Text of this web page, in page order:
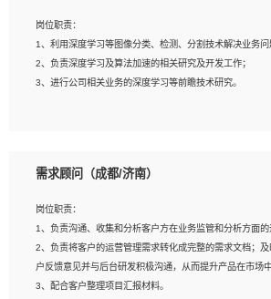
种常用框架和技术Springboot、Shiro、springcloud等；熟
常用脚本语言，较丰富的线上系统运维经验，复杂问题排
AI算法框架，对人脸识别、目标检测、图像识别、OCR、
解。具有AI平台级产品/解决方案从业经验者优先。具有大
6、具备良好的客户意识与沟通能力，善于学习思考、创新
执行力与抗压力强。
岗位职责：
1、利用深度学习等图像分类、检测、分割技术解决业务问
2、负责深度学习及算法加速的相关研究及开发工作；
3、进行公司相关业务的深度学习等前瞻技术研究。
2、2年以上图像处理开发经验，熟悉python和spark开发；
建深度学习系统环境；
4、熟悉OPENCV、HALCON等常用图像处理软件，熟练
5、熟悉主流的分类算法、聚类算法和关联分析算法原理
的进行业务建模；
6、对OCR领域有深入的研究，熟悉模型调参，压缩和整型
需求顾问（成都/济南）
岗位职责：
1、负责沟通、收集和分析客户方在业务监管和分析方面的
2、负责将客户的运营管理需求转化成完整的需求文档；
户反馈意见并与后台研发积极沟通，从而提升产品在市场
3、配合客户整理项目汇报材料。